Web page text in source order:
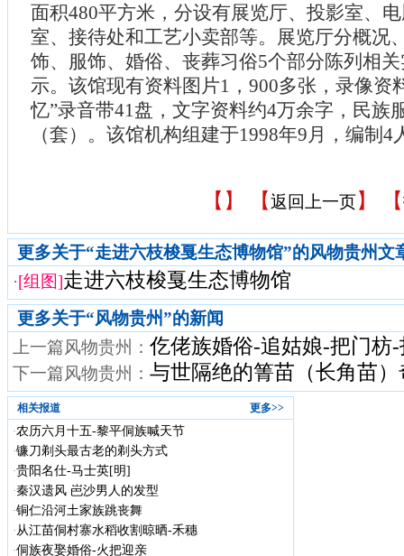
面积480平方米，分设有展览厅、投影室、
室、接待处和工艺小卖部等。展览厅分概况
饰、服饰、婚俗、丧葬习俗5个部分陈列相
示。该馆现有资料图片1，900多张，录像资
忆”录音带41盘，文字资料约4万余字，民族
（套）。该馆机构组建于1998年9月，编制4
【 】 【返回上一页】 【
更多关于“走进六枝梭戛生态博物馆”的风物贵州文
·[组图]走进六枝梭戛生态博物馆
更多关于“风物贵州”的新闻
上一篇风物贵州： 仡佬族婚俗-追姑娘-把门枋
下一篇风物贵州： 与世隔绝的箐苗（长角苗
更多>>
相关报道
·农历六月十五-黎平侗族喊天节
·镰刀剃头最古老的剃头方式
·贵阳名仕-马士英[明]
·秦汉遗风 岜沙男人的发型
·铜仁沿河土家族跳丧舞
· 从江苗侗村寨水稻收割晾晒-禾穗
·侗族夜娶婚俗-火把迎亲